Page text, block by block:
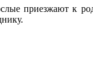
приезжают к